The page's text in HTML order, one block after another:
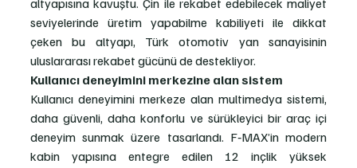
seviyelerinde üretim yapabilme kabiliyeti ile dikkat
çeken bu altyapı, Türk otomotiv yan sanayisinin
uluslararası rekabet gücünü de destekliyor.
Kullanıcı deneyimini merkezine alan sistem
Kullanıcı deneyimini merkeze alan multimedya sistemi,
daha güvenli, daha konforlu ve sürükleyici bir araç içi
deneyim sunmak üzere tasarlandı. F‑MAX’in modern
kabin yapısına entegre edilen 12 inçlik yüksek